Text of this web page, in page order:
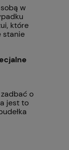
w
które
stanie
o
jest to